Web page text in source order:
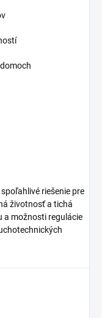
riešenie pre
životnosť a tichá
a možnosti regulácie